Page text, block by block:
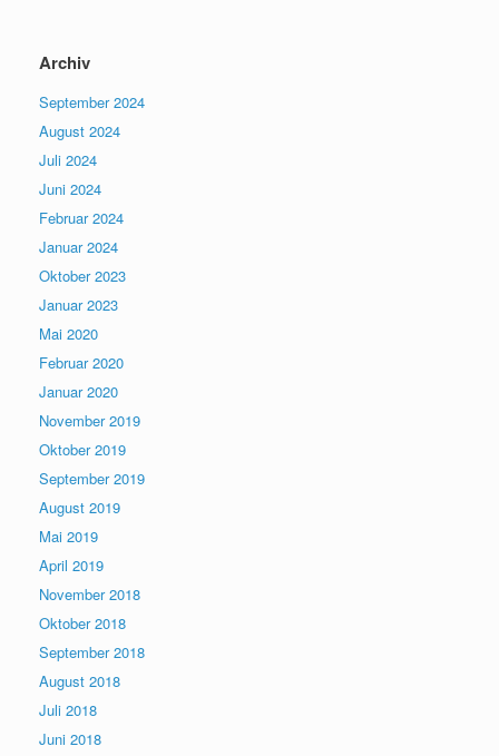
Archiv
September 2024
August 2024
Juli 2024
Juni 2024
Februar 2024
Januar 2024
Oktober 2023
Januar 2023
Mai 2020
Februar 2020
Januar 2020
November 2019
Oktober 2019
September 2019
August 2019
Mai 2019
April 2019
November 2018
Oktober 2018
September 2018
August 2018
Juli 2018
Juni 2018